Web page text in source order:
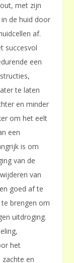
met zijn
de huid door
af.
succesvol
een
te laten
en minder
om het eelt
een
is om
van de
van
goed af te
brengen om
uitdroging.
het
en